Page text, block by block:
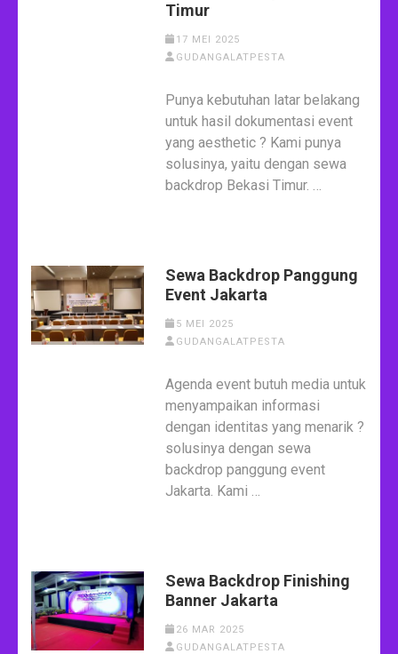
Timur
17 MEI 2025
GUDANGALATPESTA
Punya kebutuhan latar belakang
untuk hasil dokumentasi event
yang aesthetic ? Kami punya
solusinya, yaitu dengan sewa
backdrop Bekasi Timur. …
Sewa Backdrop Panggung
Event Jakarta
5 MEI 2025
GUDANGALATPESTA
Agenda event butuh media untuk
menyampaikan informasi
dengan identitas yang menarik ?
solusinya dengan sewa
backdrop panggung event
Jakarta. Kami …
Sewa Backdrop Finishing
Banner Jakarta
26 MAR 2025
GUDANGALATPESTA